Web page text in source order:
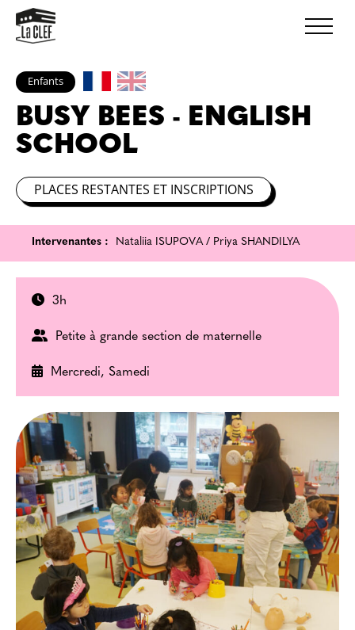
Enfants
BUSY BEES - ENGLISH
SCHOOL
PLACES RESTANTES ET INSCRIPTIONS
Intervenantes : Nataliia ISUPOVA / Priya SHANDILYA
3h
Petite à grande section de maternelle
Mercredi, Samedi